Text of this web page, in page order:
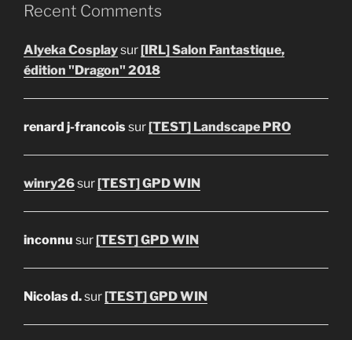
Recent Comments
Alyeka Cosplaysur[IRL] Salon Fantastique,
édition "Dragon" 2018
renard j-francoissur[TEST] Landscape PRO
winry26sur[TEST] GPD WIN
inconnu sur[TEST] GPD WIN
Nicolas d.sur[TEST] GPD WIN